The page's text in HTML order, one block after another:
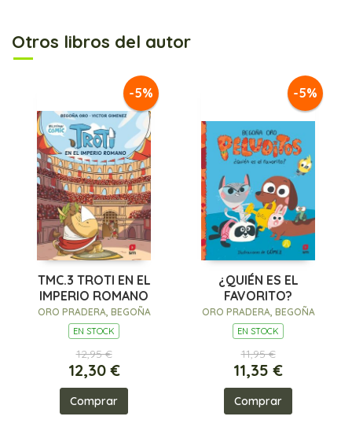
Otros libros del autor
-5%
TMC.3 TROTI EN EL
IMPERIO ROMANO
ORO PRADERA, BEGOÑA
EN STOCK
12,95 €
12,30 €
Comprar
-5%
¿QUIÉN ES EL
FAVORITO?
ORO PRADERA, BEGOÑA
EN STOCK
11,95 €
11,35 €
Comprar